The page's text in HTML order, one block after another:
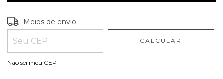
Entregas para o CEP:
Meios de envio
CALCULAR
Não sei meu CEP